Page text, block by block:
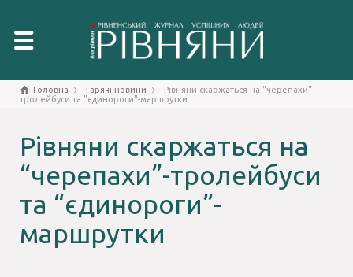
Головна Гарячі новини
Рівняни скаржаться на "черепахи"-
тролейбуси та "єдинороги"-маршрутки
Рівняни скаржаться на
“черепахи”-тролейбуси
та “єдинороги”-
маршрутки